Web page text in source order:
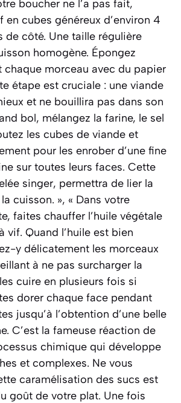
boucher ne l’a pas fait,
cubes généreux d’environ 4
de côté. Une taille régulière
homogène. Épongez
chaque morceau avec du papier
étape est cruciale : une viande
et ne bouillira pas dans son
bol, mélangez la farine, le sel
les cubes de viande et
pour les enrober d’une fine
sur toutes leurs faces. Cette
singer, permettra de lier la
cuisson. », « Dans votre
faites chauffer l’huile végétale
vif. Quand l’huile est bien
y délicatement les morceaux
à ne pas surcharger la
cuire en plusieurs fois si
dorer chaque face pendant
jusqu’à l’obtention d’une belle
C’est la fameuse réaction de
chimique qui développe
et complexes. Ne vous
caramélisation des sucs est
goût de votre plat. Une fois